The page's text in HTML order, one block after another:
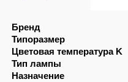
Бренд
Типоразмер
Цветовая температура K
Тип лампы
Назначение